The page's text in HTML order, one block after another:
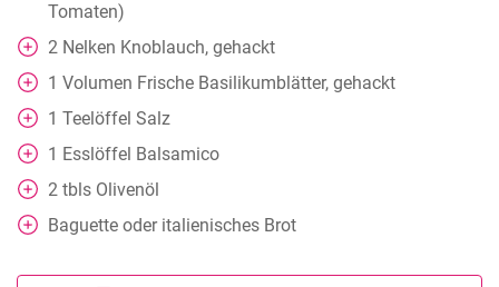
Tomaten)
2 Nelken Knoblauch, gehackt
1 Volumen Frische Basilikumblätter, gehackt
1 Teelöffel Salz
1 Esslöffel Balsamico
2 tbls Olivenöl
Baguette oder italienisches Brot